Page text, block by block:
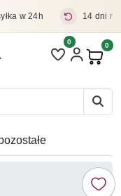
w 24h 14 dni
Liczba pozycji
0 0